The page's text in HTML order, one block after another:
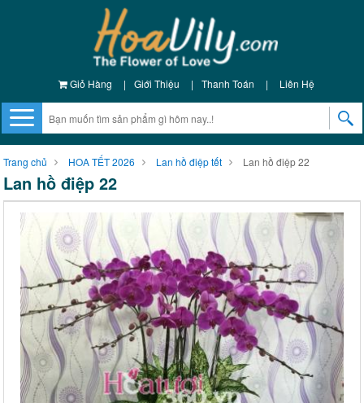
Giỏ Hàng | Giới Thiệu | Thanh Toán | Liên Hệ
Trang chủ HOA TẾT 2026 Lan hồ điệp tết Lan hồ điệp 22
Lan hồ điệp 22